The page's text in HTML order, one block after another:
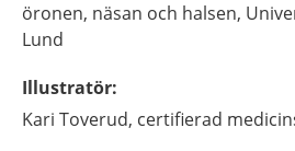
öronen, näsan och halsen,
Lund
Illustratör:
Kari Toverud, certifierad